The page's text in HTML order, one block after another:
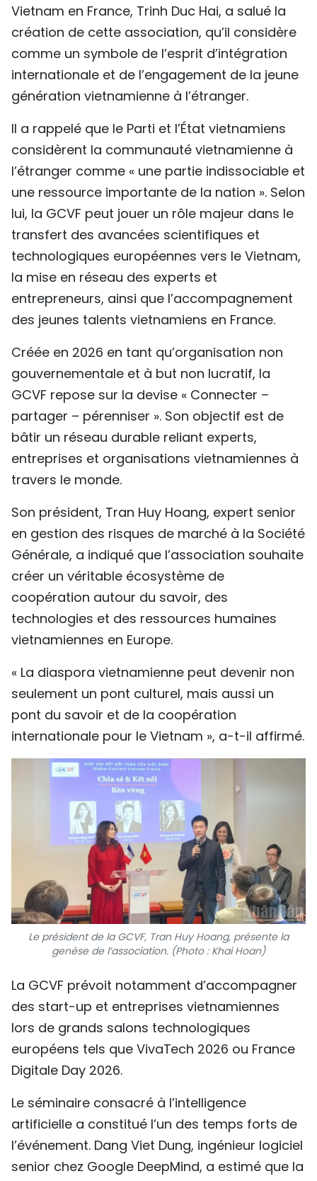
Vietnam en France, Trinh Duc Hai, a salué la
création de cette association, qu’il considère
comme un symbole de l’esprit d’intégration
internationale et de l’engagement de la jeune
génération vietnamienne à l’étranger.
Il a rappelé que le Parti et l’État vietnamiens
considèrent la communauté vietnamienne à
l’étranger comme « une partie indissociable et
une ressource importante de la nation ». Selon
lui, la GCVF peut jouer un rôle majeur dans le
transfert des avancées scientifiques et
technologiques européennes vers le Vietnam,
la mise en réseau des experts et
entrepreneurs, ainsi que l’accompagnement
des jeunes talents vietnamiens en France.
Créée en 2026 en tant qu’organisation non
gouvernementale et à but non lucratif, la
GCVF repose sur la devise « Connecter –
partager – pérenniser ». Son objectif est de
bâtir un réseau durable reliant experts,
entreprises et organisations vietnamiennes à
travers le monde.
Son président, Tran Huy Hoang, expert senior
en gestion des risques de marché à la Société
Générale, a indiqué que l’association souhaite
créer un véritable écosystème de
coopération autour du savoir, des
technologies et des ressources humaines
vietnamiennes en Europe.
« La diaspora vietnamienne peut devenir non
seulement un pont culturel, mais aussi un
pont du savoir et de la coopération
internationale pour le Vietnam », a-t-il affirmé.
Le président de la GCVF, Tran Huy Hoang, présente la
genèse de l’association. (Photo : Khai Hoan)
La GCVF prévoit notamment d’accompagner
des start-up et entreprises vietnamiennes
lors de grands salons technologiques
européens tels que VivaTech 2026 ou France
Digitale Day 2026.
Le séminaire consacré à l’intelligence
artificielle a constitué l’un des temps forts de
l’événement. Dang Viet Dung, ingénieur logiciel
senior chez Google DeepMind, a estimé que la